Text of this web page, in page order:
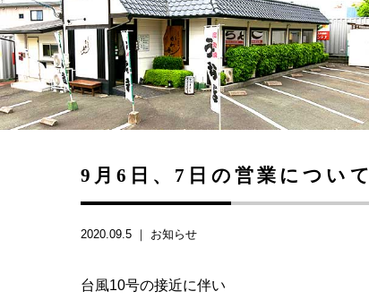
9月6日、7日の営業について
2020.09.5 ｜ お知らせ
台風10号の接近に伴い